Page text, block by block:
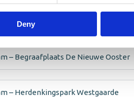
Deny
– Begraafplaats De Nieuwe Ooster
– Herdenkingspark Westgaarde